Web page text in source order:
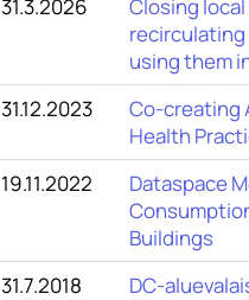
31.3.2026
Closing
using them
31.12.2023
Co-creating
Health
19.11.2022
Dataspace
Buildings
31.7.2018 DC-